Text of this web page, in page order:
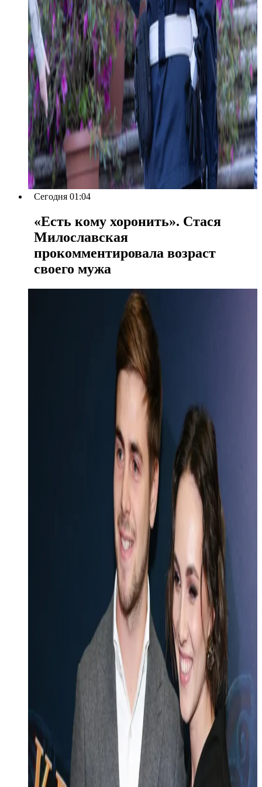
Сегодня 01:04
«Есть кому хоронить». Стася
Милославская
прокомментировала возраст
своего мужа